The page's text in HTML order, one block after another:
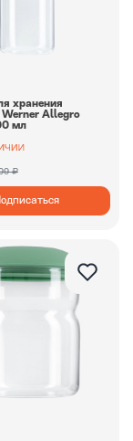
хранения
Werner Allegro
мл
₽
Подписаться